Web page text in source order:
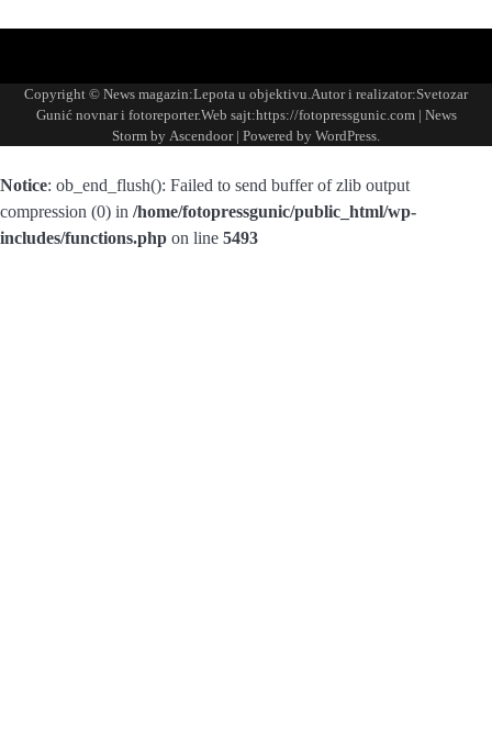
VESTI
REKLAME
NAMA
Copyright © News magazin:Lepota u objektivu.Autor i realizator:Svetozar
Gunić novnar i fotoreporter.Web sajt:https://fotopressgunic.com | News
Storm by Ascendoor| Powered by WordPress.
Notice: ob_end_flush(): Failed to send buffer of zlib output
compression (0) in /home/fotopressgunic/public_html/wp-
includes/functions.php on line 5493